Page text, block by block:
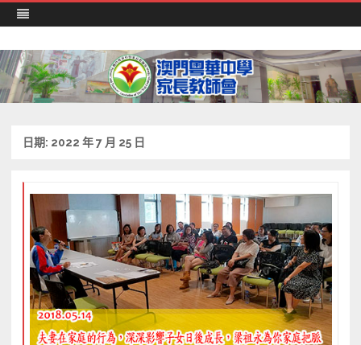
澳門粵華中學 家長教師會
Skip
to
content
日期: 2022 年 7 月 25 日